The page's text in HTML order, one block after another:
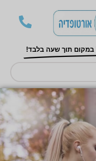
במקום תוך שעה בלבד!